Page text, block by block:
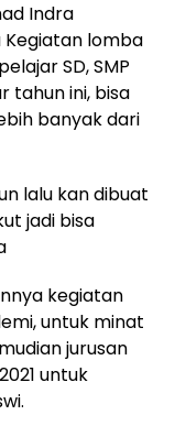
Indra
lomba
SD, SMP
tahun ini, bisa
banyak dari
lalu kan dibuat
jadi bisa
kegiatan
untuk minat
jurusan
untuk